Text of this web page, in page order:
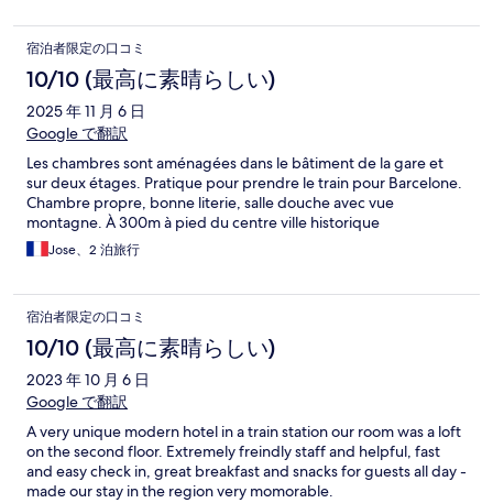
宿泊者限定の口コミ
10/10 (最高に素晴らしい)
2025 年 11 月 6 日
Google で翻訳
Les chambres sont aménagées dans le bâtiment de la gare et
sur deux étages. Pratique pour prendre le train pour Barcelone.
Chambre propre, bonne literie, salle douche avec vue
montagne. À 300m à pied du centre ville historique
Jose、2 泊旅行
宿泊者限定の口コミ
10/10 (最高に素晴らしい)
2023 年 10 月 6 日
Google で翻訳
A very unique modern hotel in a train station our room was a loft
on the second floor. Extremely freindly staff and helpful, fast
and easy check in, great breakfast and snacks for guests all day -
made our stay in the region very momorable.